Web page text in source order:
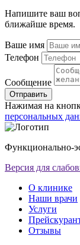
Напишите ваш
ближайше время.
Ваше имя
Телефон
Сообщение
Отправить
Нажимая на
персональных
Функционально-
Версия для
О клинике
Наши врачи
Услуги
Отзывы